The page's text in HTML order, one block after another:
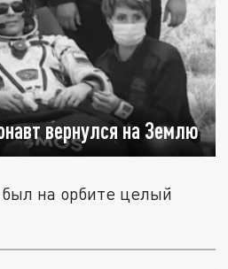
вернулся на Землю
на орбите целый